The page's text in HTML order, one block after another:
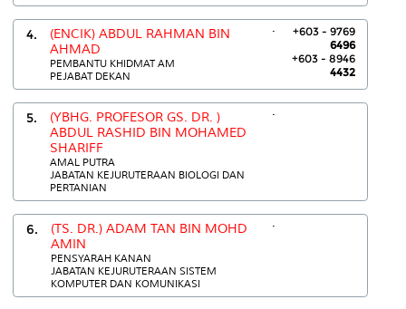
4.
(ENCIK) ABDUL RAHMAN BIN
AHMAD
PEMBANTU KHIDMAT AM
PEJABAT DEKAN
.
+603 - 9769
6496
+603 - 8946
4432
5.
(YBHG. PROFESOR GS. DR. )
ABDUL RASHID BIN MOHAMED
SHARIFF
AMAL PUTRA
JABATAN KEJURUTERAAN BIOLOGI DAN
PERTANIAN
.
6.
(TS. DR.) ADAM TAN BIN MOHD
AMIN
PENSYARAH KANAN
JABATAN KEJURUTERAAN SISTEM
KOMPUTER DAN KOMUNIKASI
.